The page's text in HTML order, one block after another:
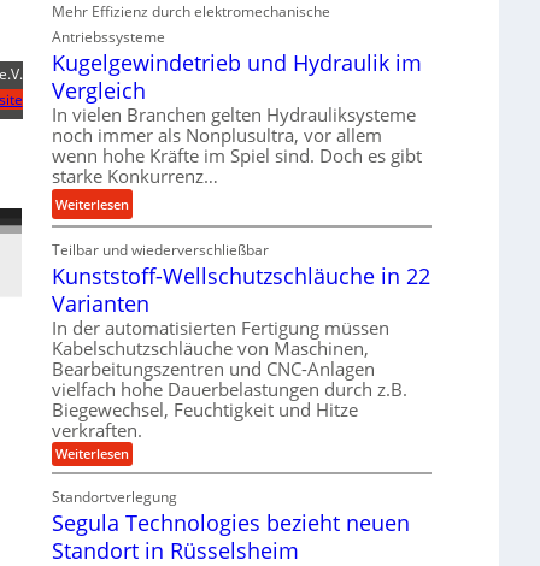
k
n
a
p
p
ü
b
e
r
V
o
r
j
a
h
r
a
u
:
F
o
r
s
c
h
u
n
s
f
ö
r
d
e
r
u
n
g
b
a
o
m
p
a
k
t
e
U
l
t
s
c
h
a
l
l
s
e
n
s
o
r
e
Mehr Effizienz durch elektromechanische
Antriebssysteme
Kugelgewindetrieb und Hydraulik im
Vergleich
In vielen Branchen gelten Hydrauliksysteme
noch immer als Nonplusultra, vor allem
wenn hohe Kräfte im Spiel sind. Doch es gibt
starke Konkurrenz…
Weiterlesen:
K
u
g
l
g
e
w
i
n
d
e
t
r
i
Teilbar und wiederverschließbar
Kunststoff-Wellschutzschläuche in 22
Varianten
In der automatisierten Fertigung müssen
Kabelschutzschläuche von Maschinen,
Bearbeitungszentren und CNC-Anlagen
vielfach hohe Dauerbelastungen durch z.B.
Biegewechsel, Feuchtigkeit und Hitze
verkraften.
Weiterlesen:
K
n
s
t
s
Standortverlegung
Segula Technologies bezieht neuen
Standort in Rüsselsheim